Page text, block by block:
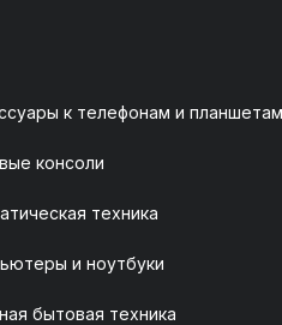
к телефонам и планшетам
консоли
техника
и ноутбуки
бытовая техника